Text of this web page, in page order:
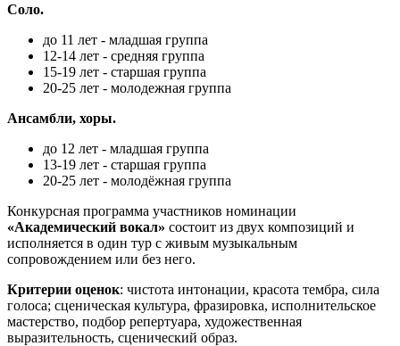
Соло.
до 11 лет - младшая группа
12-14 лет - средняя группа
15-19 лет - старшая группа
20-25 лет - молодежная группа
Ансамбли, хоры.
до 12 лет - младшая группа
13-19 лет - старшая группа
20-25 лет - молодёжная группа
Конкурсная программа участников номинации
«Академический вокал» состоит из двух композиций и
исполняется в один тур с живым музыкальным
сопровождением или без него.
Критерии оценок: чистота интонации, красота тембра, сила
голоса; сценическая культура, фразировка, исполнительское
мастерство, подбор репертуара, художественная
выразительность, сценический образ.